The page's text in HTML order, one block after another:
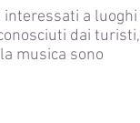
interessati a luoghi
dai turisti,
musica sono